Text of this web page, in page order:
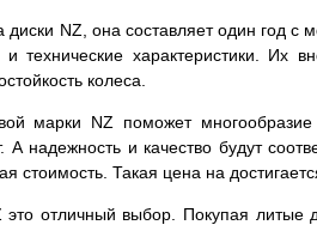
диски NZ, она составляет один год
и технические характеристики.
колеса.
марки NZ поможет
надежность и качество будут
стоимость. Такая цена на
это отличный выбор. Покупая